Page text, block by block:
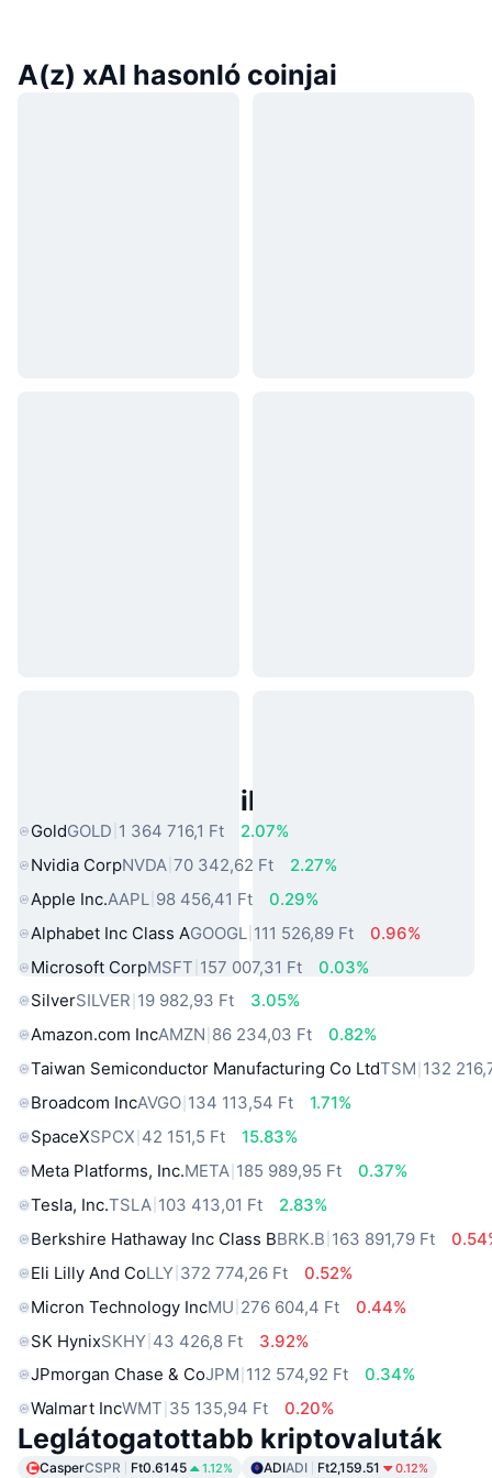
A(z) xAI hasonló coinjai
Népszerű Való Világbeli Eszközök
GoldGOLD 1 364 716,1 Ft
2.07%
Nvidia CorpNVDA 70 342,62 Ft
2.27%
Apple Inc.AAPL 98 456,41 Ft
0.29%
Alphabet Inc Class AGOOGL 111 526,89 Ft
0.96%
Microsoft CorpMSFT 157 007,31 Ft
0.03%
SilverSILVER 19 982,93 Ft
3.05%
Amazon.com IncAMZN 86 234,03 Ft
0.82%
Taiwan Semiconductor Manufacturing Co LtdTSM 132
Broadcom IncAVGO 134 113,54 Ft
1.71%
SpaceXSPCX 42 151,5 Ft
15.83%
Meta Platforms, Inc.META 185 989,95 Ft
0.37%
Tesla, Inc.TSLA 103 413,01 Ft
2.83%
Berkshire Hathaway Inc Class BBRK.B 163 891,79 Ft
Eli Lilly And CoLLY 372 774,26 Ft
0.52%
Micron Technology IncMU 276 604,4 Ft
0.44%
SK HynixSKHY 43 426,8 Ft
3.92%
JPmorgan Chase & CoJPM 112 574,92 Ft
0.34%
Walmart IncWMT 35 135,94 Ft 0.20%
Leglátogatottabb kriptovaluták
CasperCSPR Ft0.6145 1.12% ADIADI Ft2,159.51 0.12%